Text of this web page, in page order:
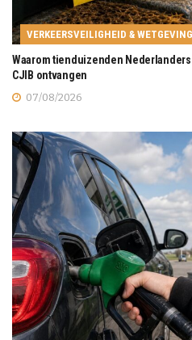
VERKEERSVEILIGHEID & WETGEVING
Waarom tienduizenden
CJIB ontvangen
07/08/2026